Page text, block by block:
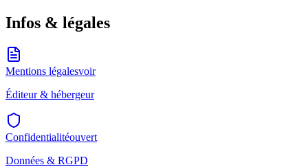
Infos & légales
Mentions légalesvoir
Éditeur & hébergeur
Confidentialitéouvert
Données & RGPD